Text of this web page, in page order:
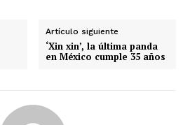
Artículo siguiente
‘Xin xin’, la última panda
en México cumple 35 años